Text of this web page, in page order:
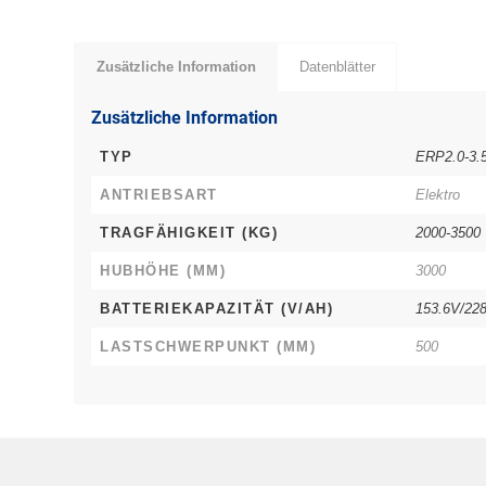
Zusätzliche Information Datenblätter
Zusätzliche Information
TYP ERP2.0-
ANTRIEBSART Elektro
TRAGFÄHIGKEIT (KG) 2000-3500
HUBHÖHE (MM) 3000
BATTERIEKAPAZITÄT (V/AH) 153.6V/
LASTSCHWERPUNKT (MM) 500